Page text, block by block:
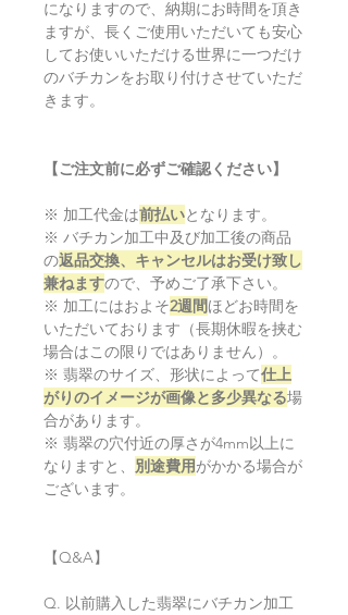
になりますので、納期にお時間を頂き
ますが、長くご使用いただいても安心
してお使いいただける世界に一つだけ
のバチカンをお取り付けさせていただ
きます。
【ご注文前に必ずご確認ください】
※ 加工代金は前払いとなります。
※ バチカン加工中及び加工後の商品
の返品交換、キャンセルはお受け致し
兼ねますので、予めご了承下さい。
※ 加工にはおよそ2週間ほどお時間を
いただいております（長期休暇を挟む
場合はこの限りではありません）。
※ 翡翠のサイズ、形状によって仕上
がりのイメージが画像と多少異なる場
合があります。
※ 翡翠の穴付近の厚さが4mm以上に
なりますと、 別途費用がかかる場合が
ございます。
【Q&A】
Q. 以前購入した翡翠にバチカン加工